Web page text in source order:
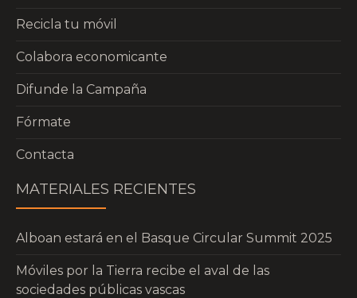
Recicla tu móvil
Colabora economicante
Difunde la Campaña
Fórmate
Contacta
MATERIALES RECIENTES
Alboan estará en el Basque Circular Summit 2025
Móviles por la Tierra recibe el aval de las
sociedades públicas vascas